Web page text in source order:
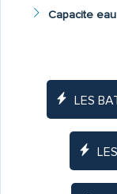
Capacite eau
LES